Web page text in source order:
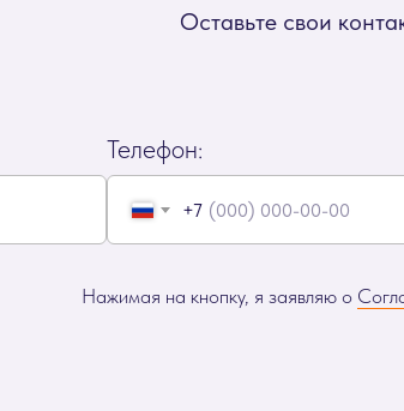
Оставьте свои
Телефон:
+7
Нажимая на кнопку, я заявляю о